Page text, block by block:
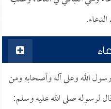
الله وعلى آله وأصحابه ومن
لرسوله صلى الله عليه وسلم: